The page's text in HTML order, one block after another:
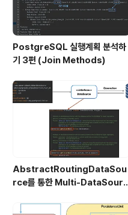
PostgreSQL 실행계획 분석하
기 3편 (Join Methods)
AbstractRoutingDataSou
rce를 통한 Multi-DataSourc